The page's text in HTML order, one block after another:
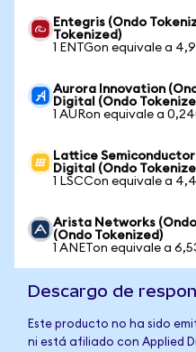
Entegris (Ondo
Tokenized)
1 ENTGon equivale a
Aurora Innovation
Digital (Ondo
1 AURon equivale a
Lattice
Digital (Ondo
1 LSCCon equivale a
Arista Networks
(Ondo Tokenized)
1 ANETon equivale a
Descargo de
Este producto no ha sido
ni está afiliado con Applied